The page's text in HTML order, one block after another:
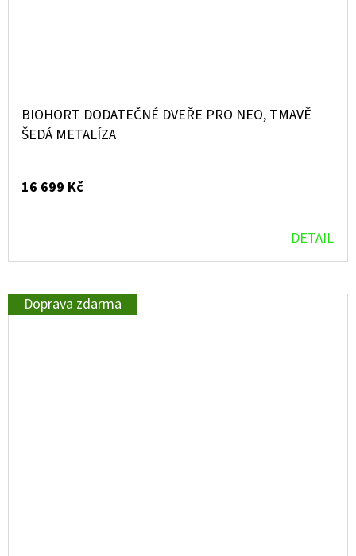
BIOHORT DODATEČNÉ DVEŘE PRO NEO, TMAVĚ
ŠEDÁ METALÍZA
16 699 Kč
DETAIL
Doprava zdarma